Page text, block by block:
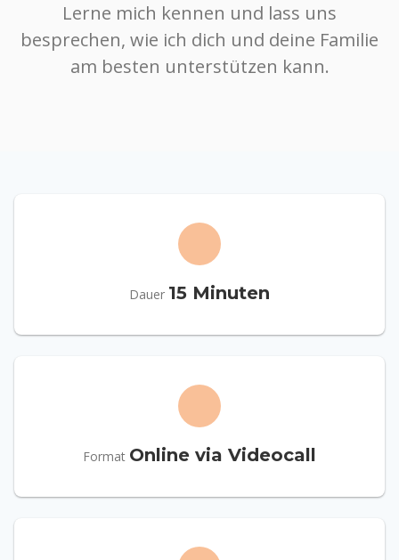
Lerne mich kennen und lass uns
besprechen, wie ich dich und deine Familie
am besten unterstützen kann.
Dauer 15 Minuten
Format Online via Videocall